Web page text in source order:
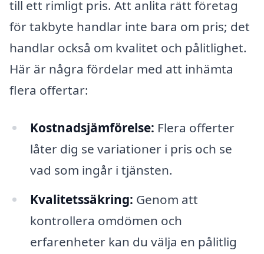
till ett rimligt pris. Att anlita rätt företag
för takbyte handlar inte bara om pris; det
handlar också om kvalitet och pålitlighet.
Här är några fördelar med att inhämta
flera offertar:
Kostnadsjämförelse: Flera offerter
låter dig se variationer i pris och se
vad som ingår i tjänsten.
Kvalitetssäkring: Genom att
kontrollera omdömen och
erfarenheter kan du välja en pålitlig